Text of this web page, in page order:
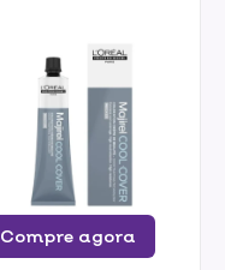
Compre agora